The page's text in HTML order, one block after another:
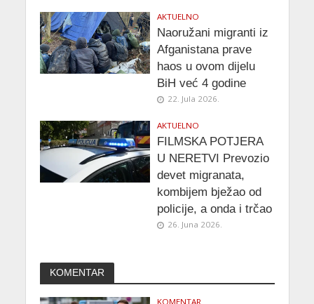
AKTUELNO
Naoružani migranti iz
Afganistana prave
haos u ovom dijelu
BiH već 4 godine
22. Jula 2026.
AKTUELNO
FILMSKA POTJERA
U NERETVI Prevozio
devet migranata,
kombijem bježao od
policije, a onda i trčao
26. Juna 2026.
KOMENTAR
KOMENTAR